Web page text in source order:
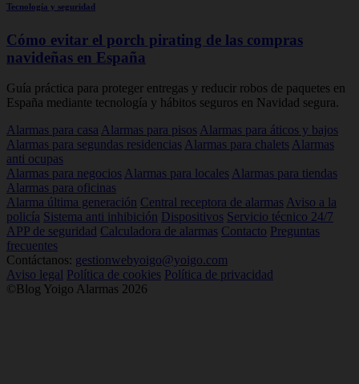
Tecnología y seguridad
Cómo evitar el porch pirating de las compras
navideñas en España
Guía práctica para proteger entregas y reducir robos de paquetes en
España mediante tecnología y hábitos seguros en Navidad segura.
Alarmas para casa Alarmas para pisos Alarmas para áticos y bajos
Alarmas para segundas residencias Alarmas para chalets Alarmas
anti ocupas
Alarmas para negocios Alarmas para locales Alarmas para tiendas
Alarmas para oficinas
Alarma última generación Central receptora de alarmas Aviso a la
policía Sistema anti inhibición Dispositivos Servicio técnico 24/7
APP de seguridad Calculadora de alarmas Contacto Preguntas
frecuentes
Contáctanos: gestionwebyoigo@yoigo.com
Aviso legal Política de cookies Política de privacidad
©Blog Yoigo Alarmas 2026